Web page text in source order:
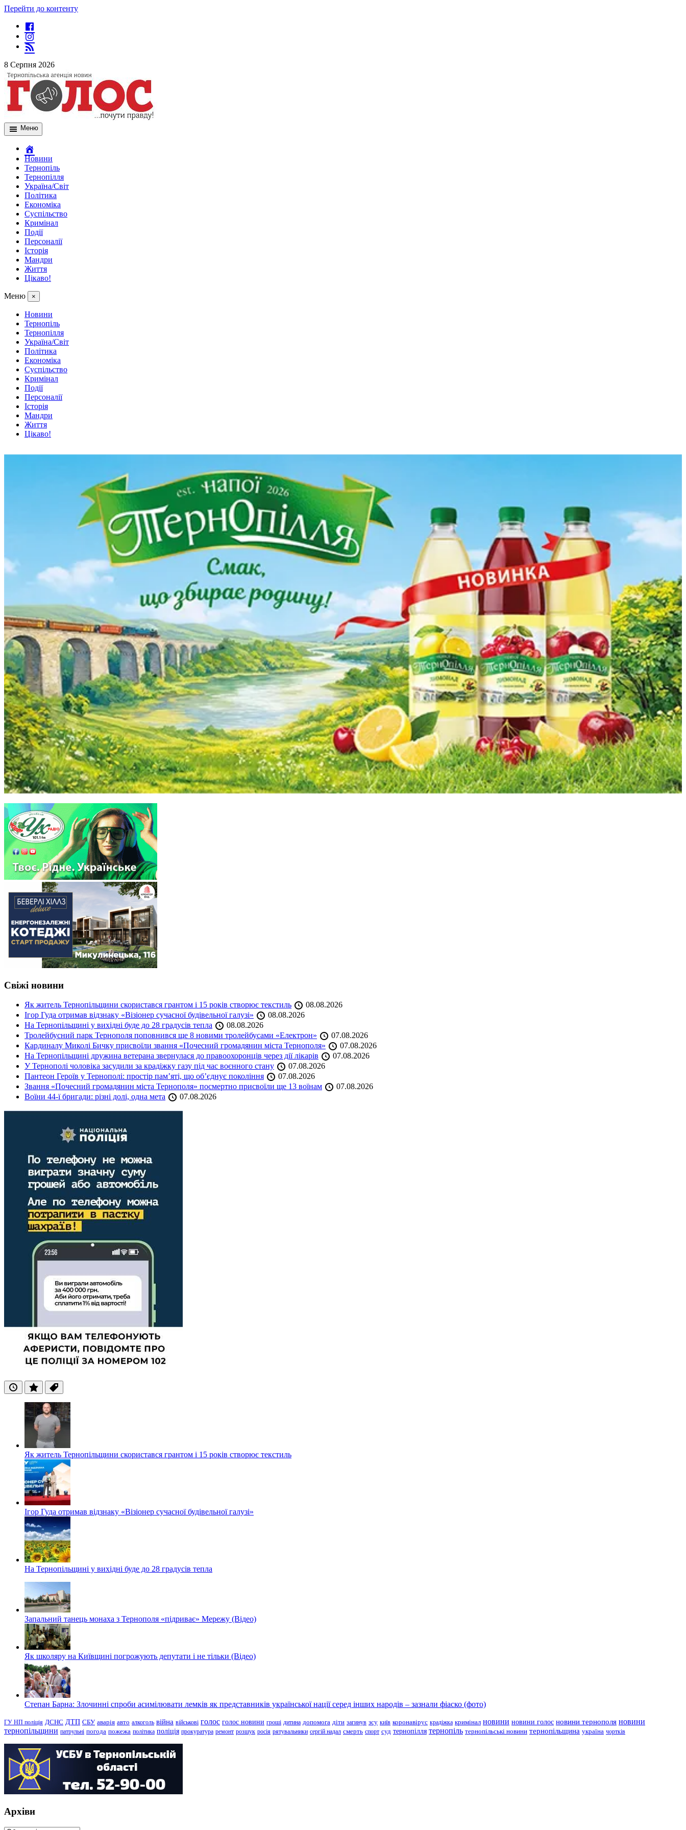
Перейти до контенту
8 Серпня 2026
Меню
Новини
Тернопіль
Тернопілля
Україна/Світ
Політика
Економіка
Суспільство
Кримінал
Події
Персоналії
Історія
Мандри
Життя
Цікаво!
Меню ×
Новини
Тернопіль
Тернопілля
Україна/Світ
Політика
Економіка
Суспільство
Кримінал
Події
Персоналії
Історія
Мандри
Життя
Цікаво!
Свіжі новини
Як житель Тернопільщини скористався грантом і 15 років створює текстиль
08.08.2026
Ігор Гуда отримав відзнаку «Візіонер сучасної будівельної галузі»
08.08.2026
На Тернопільщині у вихідні буде до 28 градусів тепла
08.08.2026
Тролейбусний парк Тернополя поповнився ще 8 новими тролейбусами «Електрон»
07.08.2026
Кардиналу Миколі Бичку присвоїли звання «Почесний громадянин міста Тернополя»
07.08.2026
На Тернопільщині дружина ветерана звернулася до правоохоронців через дії лікарів
07.08.2026
У Тернополі чоловіка засудили за крадіжку газу під час воєнного стану
07.08.2026
Пантеон Героїв у Тернополі: простір пам’яті, що об’єднує покоління
07.08.2026
Звання «Почесний громадянин міста Тернополя» посмертно присвоїли ще 13 воїнам
07.08.2026
Воїни 44-ї бригади: різні долі, одна мета
07.08.2026
ОстанніПопулярні
Теги
Як житель Тернопільщини скористався грантом і 15 років створює текстиль
Ігор Гуда отримав відзнаку «Візіонер сучасної будівельної галузі»
На Тернопільщині у вихідні буде до 28 градусів тепла
Запальний танець монаха з Тернополя «підриває» Мережу (Відео)
Як школяру на Київщині погрожують депутати і не тільки (Відео)
Степан Барна: Злочинні спроби асимілювати лемків як представників української нації серед інших народів – зазнали фіаско (фото)
ГУ НП поліція ДСНС ДТП СБУ аварія авто алкоголь війна військові голос голос новини гроші дитина допомога діти загинув зсу київ коронавірус крадіжка кримінал новини новини голос новини тернополя новини
тернопільщини патрульні погода пожежа політика поліція прокуратура ремонт розшук росія рятувальники сергій надал смерть спорт суд тернопілля тернопіль тернопільські новини тернопільщина україна чортків
Архіви